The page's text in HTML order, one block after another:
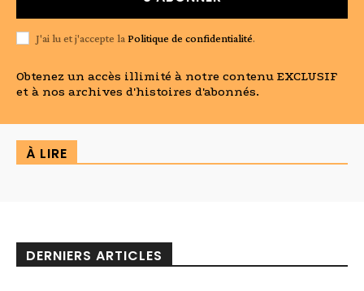
J'ai lu et j'accepte la Politique de confidentialité.
Obtenez un accès illimité à notre contenu EXCLUSIF
et à nos archives d'histoires d'abonnés.
À LIRE
DERNIERS ARTICLES